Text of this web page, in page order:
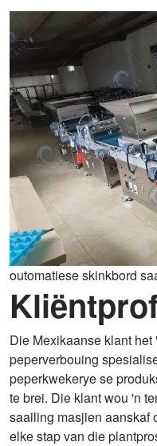
outomatiese skinkbord
Die Mexikaanse klant
peperverbouing
peperkwekerye se
te brei. Die klant wou 'n
saailing masjien aanskaf
elke stap van die